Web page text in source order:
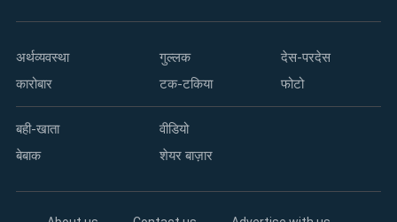
अर्थव्यवस्था
कारोबार
गुल्लक
टक-टकिया
देस-परदेस
फोटो
बही-खाता
बेबाक
वीडियो
शेयर बाज़ार